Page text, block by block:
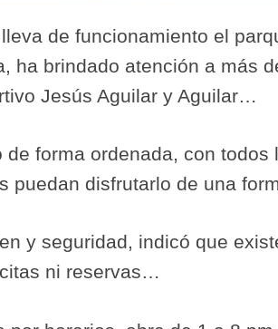
de funcionamiento el
ha brindado atención a más
Jesús Aguilar y Aguilar…
de forma ordenada, con
puedan disfrutarlo de una
y seguridad, indicó que
ni reservas…